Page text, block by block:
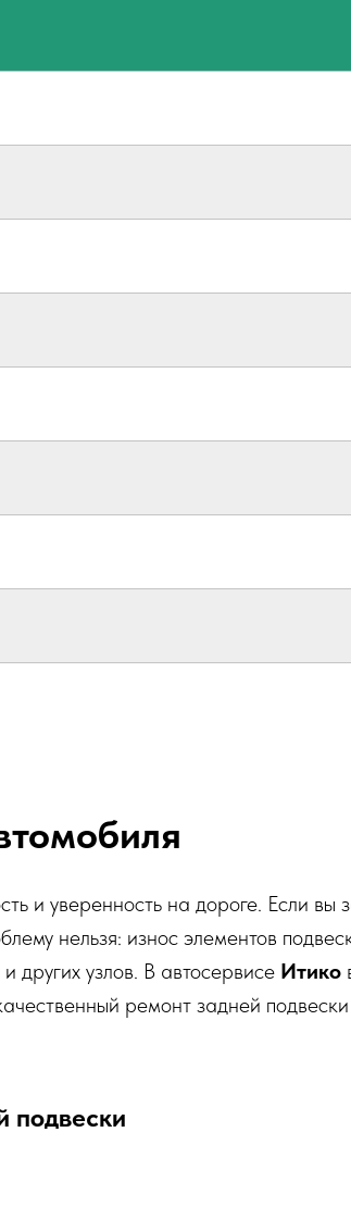
и уверенность на дороге. Если вы
нельзя: износ элементов
других узлов. В автосервисе Итико
ремонт задней
подвески